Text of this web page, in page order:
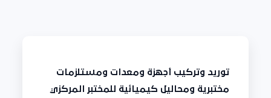
توريد وتركيب أجهزة ومعدات ومستلزمات
مختبرية ومحاليل كيميائية للمختبر المركزي